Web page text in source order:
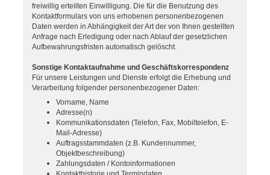
freiwillig erteilten Einwilligung. Die für die Benutzung des
Kontaktformulars von uns erhobenen personenbezogenen
Daten werden in Abhängigkeit der Art der von Ihnen gestellten
Anfrage nach Erledigung oder nach Ablauf der gesetzlichen
Aufbewahrungsfristen automatisch gelöscht.
Sonstige Kontaktaufnahme und Geschäftskorrespondenz
Für unsere Leistungen und Dienste erfolgt die Erhebung und
Verarbeitung folgender personenbezogener Daten:
Vorname, Name
Adresse(n)
Kommunikationsdaten (Telefon, Fax, Mobiltelefon, E-
Mail-Adresse)
Auftragsstammdaten (z.B. Kundennummer,
Objektbeschreibung)
Zahlungsdaten / Kontoinformationen